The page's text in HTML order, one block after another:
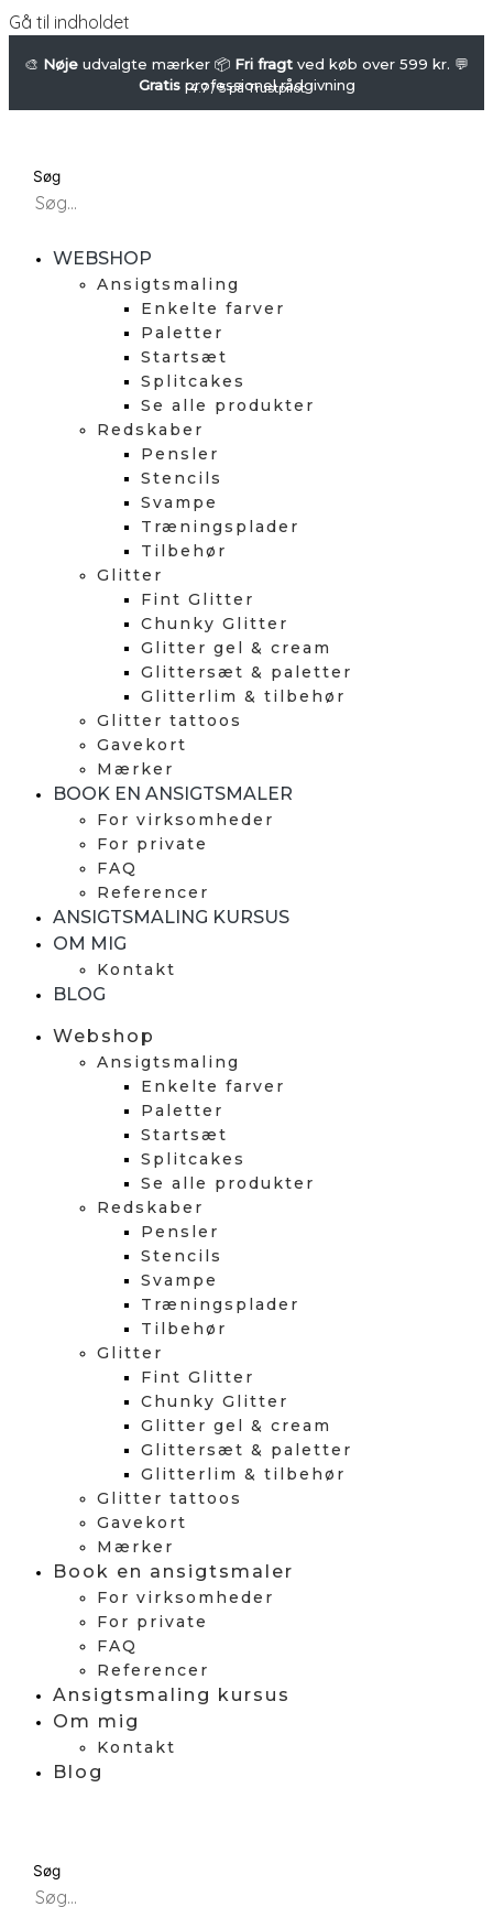
Gå til indholdet
🎨 Nøje udvalgte mærker 📦 Fri fragt ved køb over 599 kr. 💬
Gratisprofessionel rådgivning
4.7 / 5 på Trustpilot
Søg
WEBSHOP
Ansigtsmaling
Enkelte farver
Paletter
Startsæt
Splitcakes
Se alle produkter
Redskaber
Pensler
Stencils
Svampe
Træningsplader
Tilbehør
Glitter
Fint Glitter
Chunky Glitter
Glitter gel & cream
Glittersæt & paletter
Glitterlim & tilbehør
Glitter tattoos
Gavekort
Mærker
BOOK EN ANSIGTSMALER
For virksomheder
For private
FAQ
Referencer
ANSIGTSMALING KURSUS
OM MIG
Kontakt
BLOG
Webshop
Ansigtsmaling
Enkelte farver
Paletter
Startsæt
Splitcakes
Se alle produkter
Redskaber
Pensler
Stencils
Svampe
Træningsplader
Tilbehør
Glitter
Fint Glitter
Chunky Glitter
Glitter gel & cream
Glittersæt & paletter
Glitterlim & tilbehør
Glitter tattoos
Gavekort
Mærker
Book en ansigtsmaler
For virksomheder
For private
FAQ
Referencer
Ansigtsmaling kursus
Om mig
Kontakt
Blog
Søg